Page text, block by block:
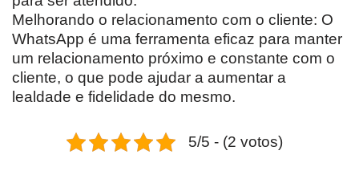
Melhorando o relacionamento com o cliente: O
WhatsApp é uma ferramenta eficaz para manter
um relacionamento próximo e constante com o
cliente, o que pode ajudar a aumentar a
lealdade e fidelidade do mesmo.
5/5 - (2 votos)